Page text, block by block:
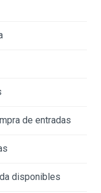
de entradas
disponibles